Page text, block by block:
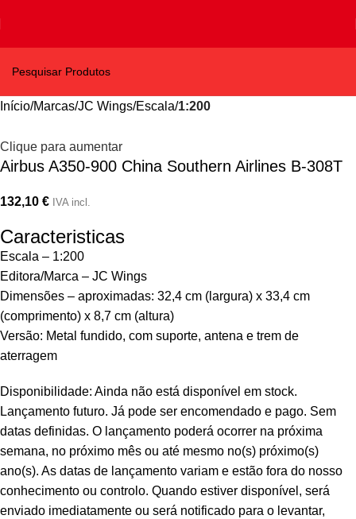
Início Marcas JC Wings Escala 1:200
Clique para aumentar
Airbus A350-900 China Southern Airlines B-308T
132,10 € IVA incl.
Caracteristicas
Escala – 1:200
Editora/Marca – JC Wings
Dimensões – aproximadas: 32,4 cm (largura) x 33,4 cm
(comprimento) x 8,7 cm (altura)
Versão: Metal fundido, com suporte, antena e trem de
aterragem
Disponibilidade: Ainda não está disponível em stock.
Lançamento futuro. Já pode ser encomendado e pago. Sem
datas definidas. O lançamento poderá ocorrer na próxima
semana, no próximo mês ou até mesmo no(s) próximo(s)
ano(s). As datas de lançamento variam e estão fora do nosso
conhecimento ou controlo. Quando estiver disponível, será
enviado imediatamente ou será notificado para o levantar,